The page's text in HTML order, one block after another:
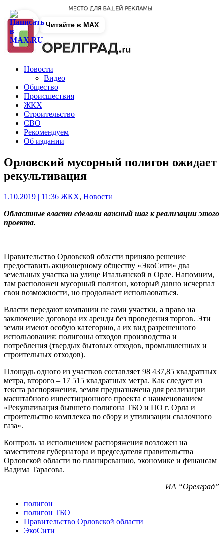
Новости
Видео
Общество
Происшествия
ЖКХ
Строительство
СВО
Рекомендуем
Об издании
Орловский мусорный полигон ожидает
рекультивация
1.10.2019 | 11:36 ЖКХ, Новости
Областные власти сделали важный шаг к реализации этого
проекта.
Правительство Орловской области приняло решение
предоставить акционерному обществу «ЭкоСити» два
земельных участка на улице Итальянской в Орле. Напомним,
там расположен мусорный полигон, который давно исчерпал
свои возможности, но продолжает использоваться.
Власти передают компании не сами участки, а право на
заключение договора их аренды без проведения торгов. Эти
земли имеют особую категорию, а их вид разрешенного
использования: полигоны отходов производства и
потребления (твердых бытовых отходов, промышленных и
строительных отходов).
Площадь одного из участков составляет 98 437,85 квадратных
метра, второго – 17 515 квадратных метра. Как следует из
текста распоряжения, земля предназначена для реализации
масштабного инвестиционного проекта с наименованием
«Рекультивация бывшего полигона ТБО и ПО г. Орла и
строительство комплекса по сбору и утилизации свалочного
газа».
Контроль за исполнением распоряжения возложен на
заместителя губернатора и председателя правительства
Орловской области по планированию, экономике и финансам
Вадима Тарасова.
ИА “Орелград”
полигон
полигон ТБО
Правительство Орловской области
ЭкоСити
Читайте в MAX